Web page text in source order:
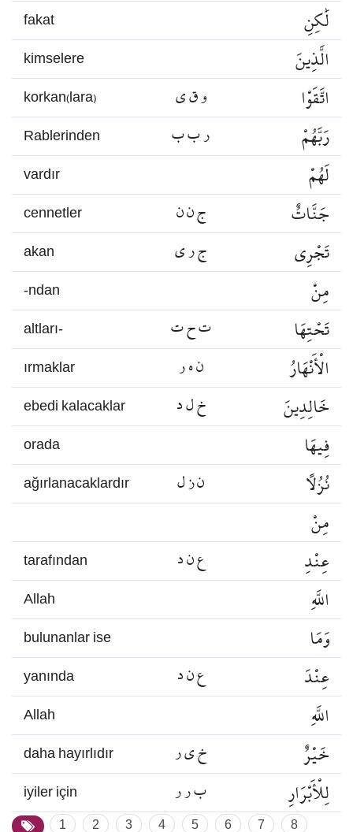
fakat لَٰكِنِ
kimselere الَّذِينَ
korkan(lara) و ق ي اتَّقَوْا
Rablerinden ر ب ب رَبَّهُمْ
vardır لَهُمْ
cennetler ج ن ن جَنَّاتٌ
akan ج ر ي تَجْرِي
-ndan مِنْ
altları- ت ح ت تَحْتِهَا
ırmaklar ن ه ر الْأَنْهَارُ
ebedi kalacaklar خ ل د خَالِدِينَ
orada فِيهَا
ağırlanacaklardır ن ز ل
نُزُلًا
مِنْ
tarafından ع ن د عِنْدِ
Allah اللَّهِ
bulunanlar ise وَمَا
yanında ع ن د عِنْدَ
Allah اللَّهِ
daha hayırlıdır خ ي ر خَيْرٌ
iyiler için ب ر ر لِلْأَبْرَارِ
1 2 3 4 5 6 7
8